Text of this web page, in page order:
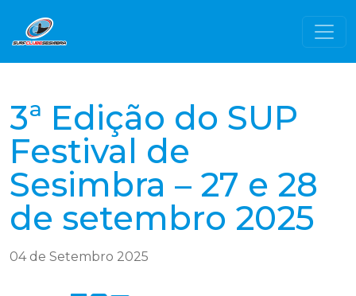
3ª Edição do SUP
Festival de
Sesimbra – 27 e 28
de setembro 2025
04 de Setembro 2025